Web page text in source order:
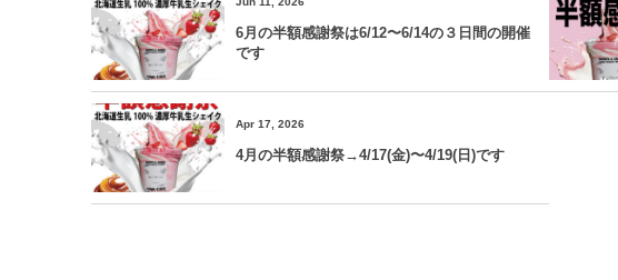
6月の半額感謝祭は6/12〜6/14の３日間の開催
です
Apr 17, 2026
4月の半額感謝祭→4/17(金)〜4/19(日)です